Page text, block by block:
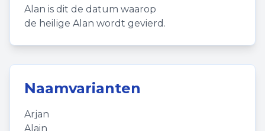
Alan is dit de datum waarop
de heilige Alan wordt gevierd.
Naamvarianten
Arjan
Alain